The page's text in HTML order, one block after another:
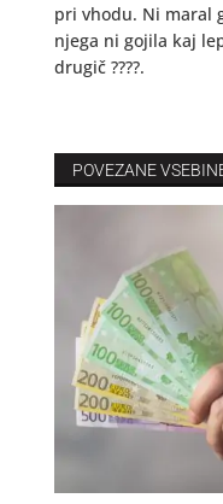
pri vhodu. Ni maral
njega ni gojila kaj
drugič ????.
POVEZANE